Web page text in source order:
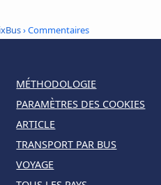
› Commentaires
MÉTHODOLOGIE
PARAMÈTRES DES COOKIES
ARTICLE
TRANSPORT PAR BUS
VOYAGE